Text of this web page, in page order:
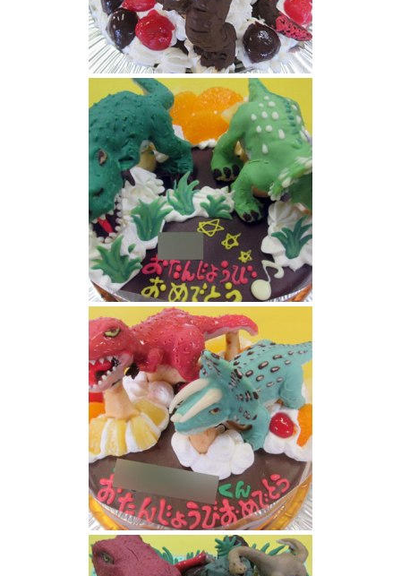
シンゴジラ立体ケーキ
ティサノサウルスとトリケラトプス恐竜
恐竜ケーキ